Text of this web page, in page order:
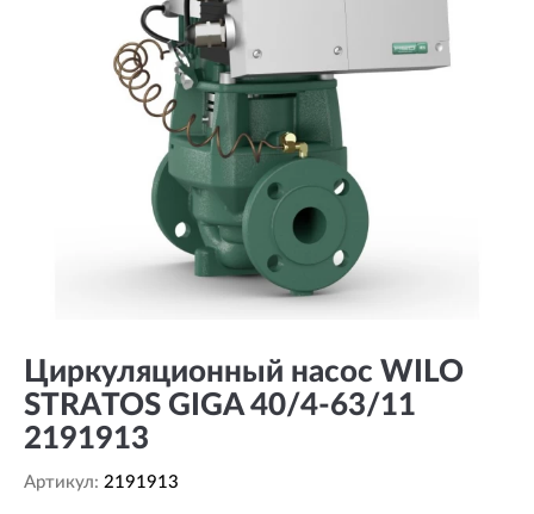
Циркуляционный насос WILO
STRATOS GIGA 40/4-63/11
2191913
Артикул: 2191913